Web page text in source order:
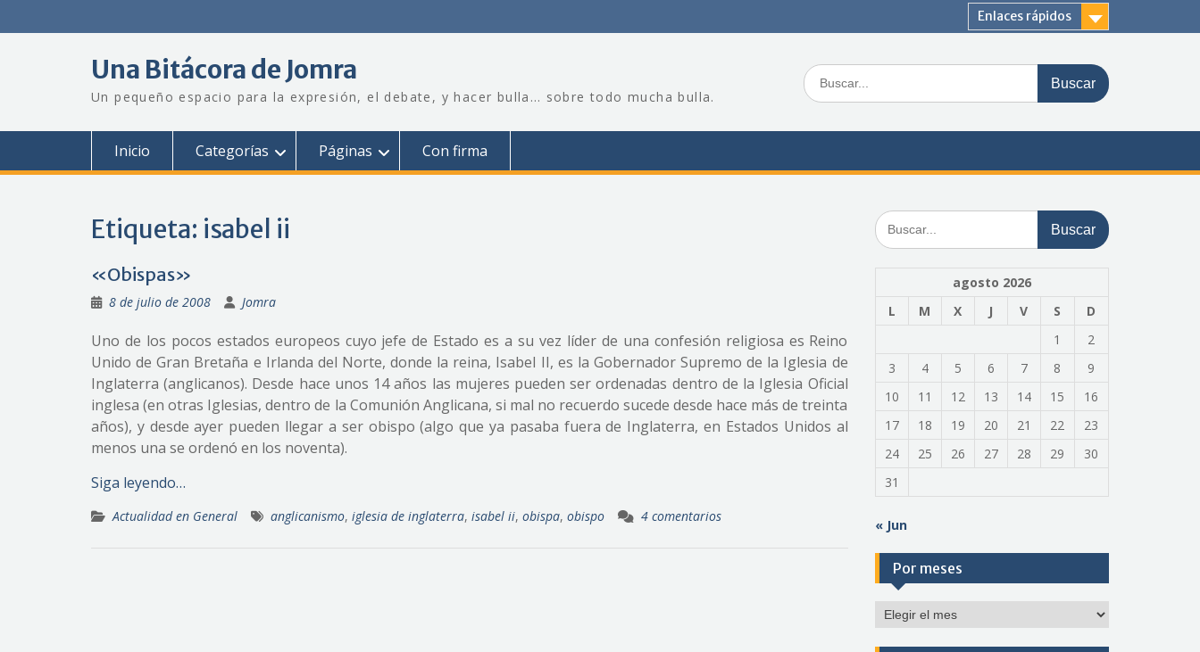
Enlaces rápidos
Una Bitácora de Jomra
Un pequeño espacio para la expresión, el debate, y hacer bulla… sobre todo mucha bulla.
Buscar:
Inicio Categorías Páginas Con firma
Etiqueta: isabel ii
«Obispas»
8 de julio de 2008 Jomra
Uno de los pocos estados europeos cuyo jefe de Estado es a su vez líder de una confesión religiosa es Reino
Unido de Gran Bretaña e Irlanda del Norte, donde la reina, Isabel II, es la Gobernador Supremo de la Iglesia de
Inglaterra (anglicanos). Desde hace unos 14 años las mujeres pueden ser ordenadas dentro de la Iglesia Oficial
inglesa (en otras Iglesias, dentro de la Comunión Anglicana, si mal no recuerdo sucede desde hace más de treinta
años), y desde ayer pueden llegar a ser obispo (algo que ya pasaba fuera de Inglaterra, en Estados Unidos al
menos una se ordenó en los noventa).
Siga leyendo…
Actualidad en General anglicanismo, iglesia de inglaterra, isabel ii, obispa, obispo 4 comentarios
Buscar:
agosto 2026
L
M X J V S
D
1
2
3
4 5 6 7 8
9
10
11 12 13 14 15
16
17
18 19 20 21 22
23
24
25 26 27 28 29
30
31
« Jun
Por meses
Por